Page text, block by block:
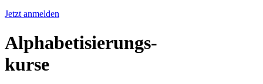
Jetzt anmelden
Alphabetisierungs-
kurse